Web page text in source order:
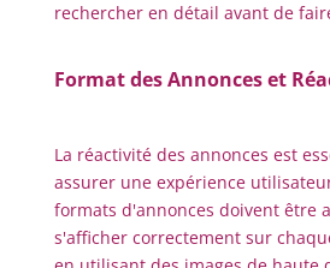
rechercher en détail avant de
Format des Annonces et
La réactivité des annonces est
assurer une expérience
formats d'annonces doivent être
s'afficher correctement sur